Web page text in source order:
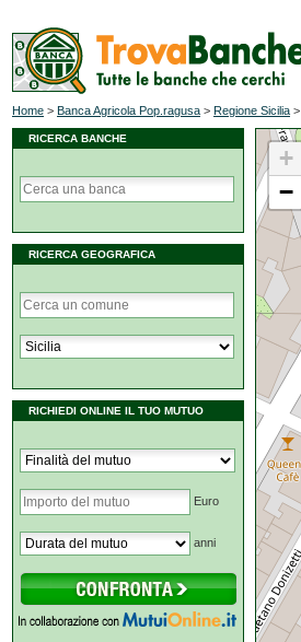
Home > Banca Agricola Pop.ragusa > Regione Sicilia >
RICERCA BANCHE
RICERCA GEOGRAFICA
RICHIEDI ONLINE IL TUO MUTUO
Euro
anni
+
−